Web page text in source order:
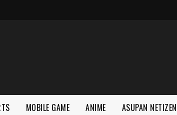
MOBILE GAME ANIME ASUPAN NETIZEN